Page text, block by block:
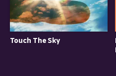
Touch The Sky